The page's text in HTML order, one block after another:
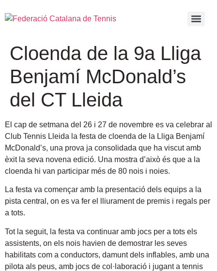
Cloenda de la 9a Lliga
Benjamí McDonald’s
del CT Lleida
El cap de setmana del 26 i 27 de novembre es va celebrar al
Club Tennis Lleida la festa de cloenda de la Lliga Benjamí
McDonald’s, una prova ja consolidada que ha viscut amb
èxit la seva novena edició. Una mostra d’això és que a la
cloenda hi van participar més de 80 nois i noies.
La festa va començar amb la presentació dels equips a la
pista central, on es va fer el lliurament de premis i regals per
a tots.
Tot la seguit, la festa va continuar amb jocs per a tots els
assistents, on els nois havien de demostrar les seves
habilitats com a conductors, damunt dels inflables, amb una
pilota als peus, amb jocs de col·laboració i jugant a tennis